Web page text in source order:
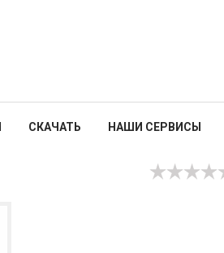
СКАЧАТЬ НАШИ СЕРВИСЫ